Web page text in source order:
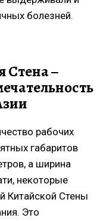
болезней.
Стена –
рабочих
габаритов
а ширина
некоторые
Китайской Стены
Это